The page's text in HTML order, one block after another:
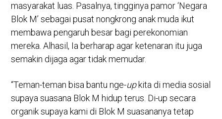
masyarakat luas. Pasalnya, tingginya pamor ‘Negara
Blok M’ sebagai pusat nongkrong anak muda ikut
membawa pengaruh besar bagi perekonomian
mereka. Alhasil, Ia berharap agar ketenaran itu juga
semakin dijaga agar tidak memudar.
“Teman-teman bisa bantu nge-upkita di media sosial
supaya suasana Blok M hidup terus. Di-up secara
organik supaya kami di Blok M suasananya tetap